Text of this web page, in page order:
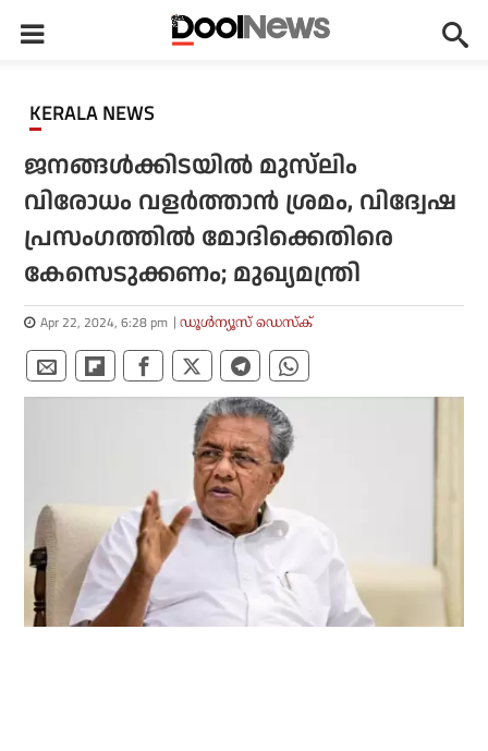
KERALA NEWS
ജനങ്ങള്‍ക്കിടയില്‍ മുസ്‌ലിം
വിരോധം വളര്‍ത്താന്‍ ശ്രമം, വിദ്വേഷ
പ്രസംഗത്തില്‍ മോദിക്കെതിരെ
കേസെടുക്കണം; മുഖ്യമന്ത്രി
Apr 22, 2024, 6:28 pm ഡൂള്‍ന്യൂസ് ഡെസ്‌ക്